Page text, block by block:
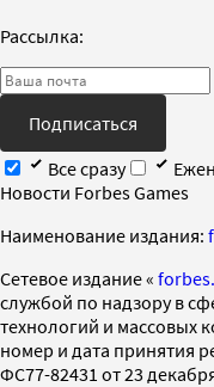
Рассылка:
Подписаться
Все сразу
Новости Forbes Games
Наименование издания:
Cетевое издание «
службой по надзору в
технологий и массовых
номер и дата принятия
ФС77-82431 от 23